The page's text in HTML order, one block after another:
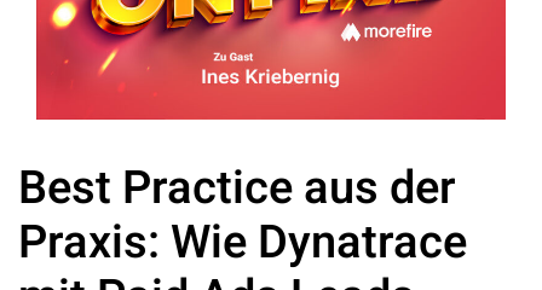
Best Practice aus der
Praxis: Wie Dynatrace